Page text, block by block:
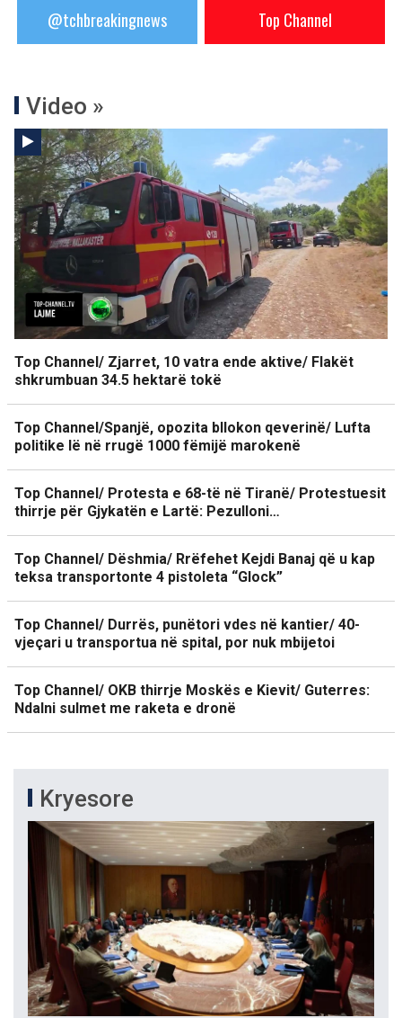
@tchbreakingnews Top Channel
Video »
Top Channel/ Zjarret, 10 vatra ende aktive/ Flakët
shkrumbuan 34.5 hektarë tokë
Top Channel/Spanjë, opozita bllokon qeverinë/ Lufta
politike lë në rrugë 1000 fëmijë marokenë
Top Channel/ Protesta e 68-të në Tiranë/ Protestuesit
thirrje për Gjykatën e Lartë: Pezulloni…
Top Channel/ Dëshmia/ Rrëfehet Kejdi Banaj që u kap
teksa transportonte 4 pistoleta “Glock”
Top Channel/ Durrës, punëtori vdes në kantier/ 40-
vjeçari u transportua në spital, por nuk mbijetoi
Top Channel/ OKB thirrje Moskës e Kievit/ Guterres:
Ndalni sulmet me raketa e dronë
Kryesore